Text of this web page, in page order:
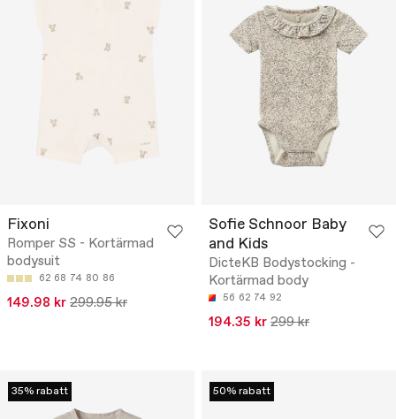
Fixoni
Romper SS - Kortärmad
bodysuit
62 68 74 80 86
149.98 kr 299.95 kr
Sofie Schnoor Baby
and Kids
DicteKB Bodystocking -
Kortärmad body
56 62 74 92
194.35 kr 299 kr
35% rabatt 50% rabatt